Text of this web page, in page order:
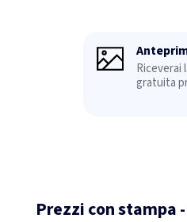
Riceverai
gratuita
Prezzi con